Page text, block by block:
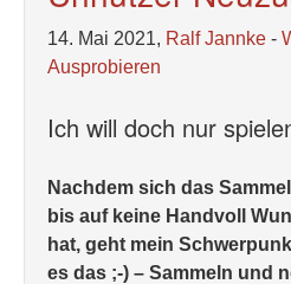
14. Mai 2021, Ralf Jannke -
Ausprobieren
Ich will doch nur
Nachdem sich das
bis auf keine Handvoll
hat, geht mein
es das ;-) – Sammeln und